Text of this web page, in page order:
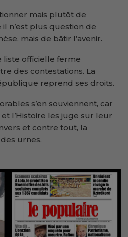
mais plutôt de
n’est plus question de
mais de bâtir l’avenir.
liste officielle ferme
des contestations. La
reprend ses droits.
s’en souviennent, car
l’Histoire les juge sur leur
et contre tout, la
urnes.